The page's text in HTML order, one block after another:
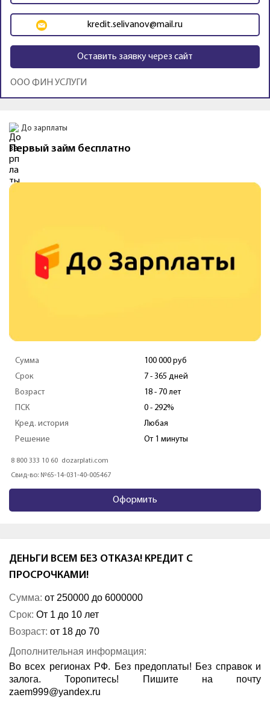
kredit.selivanov@mail.ru
Оставить заявку через сайт
OOO ФИН УСЛУГИ
До зарплаты
Первый займ бесплатно
Сумма
100 000 руб
Срок
7 - 365 дней
Возраст
18 - 70 лет
ПСК
0 - 292%
Кред. история
Любая
Решение
От 1 минуты
8 800 333 10 60 dozarplati.com
Свид-во: №65-14-031-40-005467
Оформить
ДЕНЬГИ ВСЕМ БЕЗ ОТКАЗА! КРЕДИТ С
ПРОСРОЧКАМИ!
Сумма: от 250000 до 6000000
Срок: От 1 до 10 лет
Возраст: от 18 до 70
Дополнительная информация:
Во всех регионах РФ. Без предоплаты! Без справок и
залога. Торопитесь! Пишите на почту
zaem999@yandex.ru